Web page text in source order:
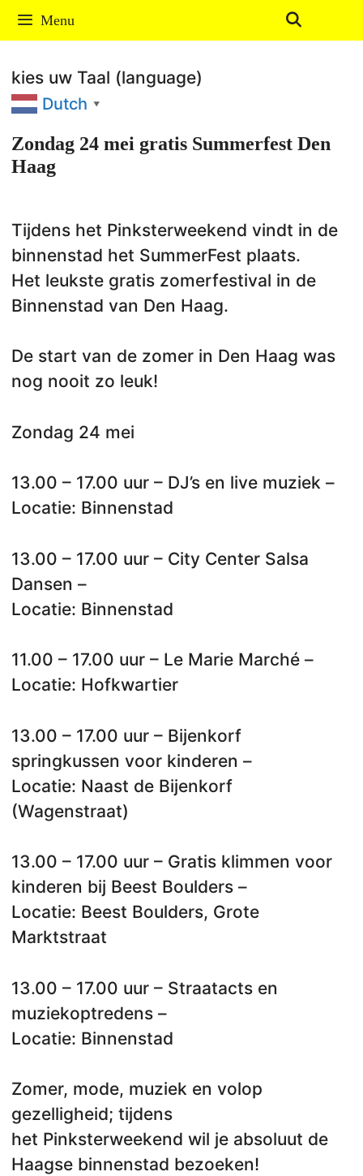
Ga
naar
inhoud
Menu
kies uw Taal (language)
Dutch ▼
Zondag 24 mei gratis Summerfest Den
Haag
Tijdens het Pinksterweekend vindt in de
binnenstad het SummerFest plaats.
Het leukste gratis zomerfestival in de
Binnenstad van Den Haag.
De start van de zomer in Den Haag was
nog nooit zo leuk!
Zondag 24 mei
13.00 – 17.00 uur – DJ’s en live muziek –
Locatie: Binnenstad
13.00 – 17.00 uur – City Center Salsa
Dansen –
Locatie: Binnenstad
11.00 – 17.00 uur – Le Marie Marché –
Locatie: Hofkwartier
13.00 – 17.00 uur – Bijenkorf
springkussen voor kinderen –
Locatie: Naast de Bijenkorf
(Wagenstraat)
13.00 – 17.00 uur – Gratis klimmen voor
kinderen bij Beest Boulders –
Locatie: Beest Boulders, Grote
Marktstraat
13.00 – 17.00 uur – Straatacts en
muziekoptredens –
Locatie: Binnenstad
Zomer, mode, muziek en volop
gezelligheid; tijdens
het Pinksterweekend wil je absoluut de
Haagse binnenstad bezoeken!